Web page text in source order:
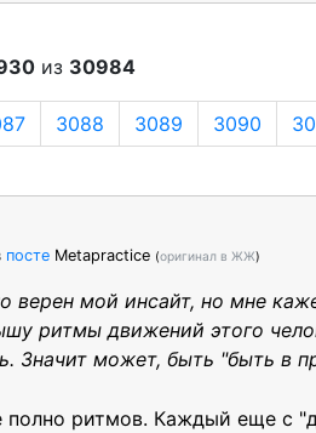
из 30984
3088 3089 3090
посте Metapractice (оригинал в ЖЖ)
верен мой инсайт, но мне
ритмы движений этого
Значит может, быть "быть в
полно ритмов. Каждый еще с